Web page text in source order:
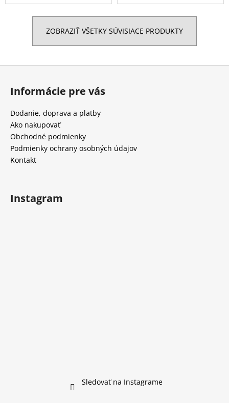
ZOBRAZIŤ VŠETKY SÚVISIACE PRODUKTY
Z
Informácie pre vás
Dodanie, doprava a platby
Ako nakupovať
Obchodné podmienky
Podmienky ochrany osobných údajov
Kontakt
Instagram
Sledovať na Instagrame